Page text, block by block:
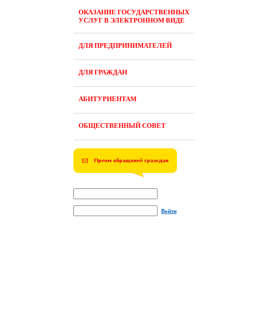
ОКАЗАНИЕ ГОСУДАРСТВЕННЫХ
УСЛУГ В ЭЛЕКТРОННОМ ВИДЕ
ДЛЯ ПРЕДПРИНИМАТЕЛЕЙ
ДЛЯ ГРАЖДАН
АБИТУРИЕНТАМ
ОБЩЕСТВЕННЫЙ СОВЕТ
Войти